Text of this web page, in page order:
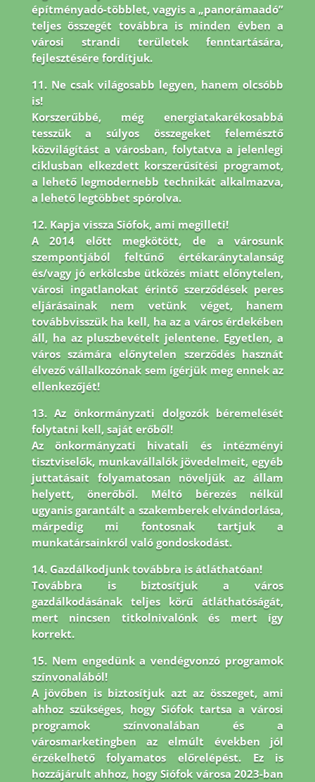
építményadó-többlet, vagyis a „panorámaadó”
teljes összegét továbbra is minden évben a
városi strandi területek fenntartására,
fejlesztésére fordítjuk.
11. Ne csak világosabb legyen, hanem olcsóbb
is!
Korszerűbbé, még energiatakarékosabbá
tesszük a súlyos összegeket felemésztő
közvilágítást a városban, folytatva a jelenlegi
ciklusban elkezdett korszerűsítési programot,
a lehető legmodernebb technikát alkalmazva,
a lehető legtöbbet spórolva.
12. Kapja vissza Siófok, ami megilleti!
A 2014 előtt megkötött, de a városunk
szempontjából feltűnő értékaránytalanság
és/vagy jó erkölcsbe ütközés miatt előnytelen,
városi ingatlanokat érintő szerződések peres
eljárásainak nem vetünk véget, hanem
továbbvisszük ha kell, ha az a város érdekében
áll, ha az pluszbevételt jelentene. Egyetlen, a
város számára előnytelen szerződés hasznát
élvező vállalkozónak sem ígérjük meg ennek az
ellenkezőjét!
13. Az önkormányzati dolgozók béremelését
folytatni kell, saját erőből!
Az önkormányzati hivatali és intézményi
tisztviselők, munkavállalók jövedelmeit, egyéb
juttatásait folyamatosan növeljük az állam
helyett, önerőből. Méltó bérezés nélkül
ugyanis garantált a szakemberek elvándorlása,
márpedig mi fontosnak tartjuk a
munkatársainkról való gondoskodást.
14. Gazdálkodjunk továbbra is átláthatóan!
Továbbra is biztosítjuk a város
gazdálkodásának teljes körű átláthatóságát,
mert nincsen titkolnivalónk és mert így
korrekt.
15. Nem engedünk a vendégvonzó programok
színvonalából!
A jövőben is biztosítjuk azt az összeget, ami
ahhoz szükséges, hogy Siófok tartsa a városi
programok színvonalában és a
városmarketingben az elmúlt években jól
érzékelhető folyamatos előrelépést. Ez is
hozzájárult ahhoz, hogy Siófok városa 2023-ban